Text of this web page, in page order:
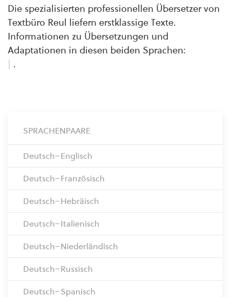
Die spezialisierten professionellen Übersetzer von
Textbüro Reul liefern erstklassige Texte.
Informationen zu Übersetzungen und
Adaptationen in diesen beiden Sprachen:
.
SPRACHENPAARE
Deutsch–Englisch
Deutsch–Französisch
Deutsch–Hebräisch
Deutsch–Italienisch
Deutsch–Niederländisch
Deutsch–Russisch
Deutsch–Spanisch